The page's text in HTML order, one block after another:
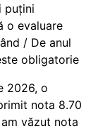
puțini
o evaluare
/ De anul
obligatorie
2026, o
nota 8.70
văzut nota